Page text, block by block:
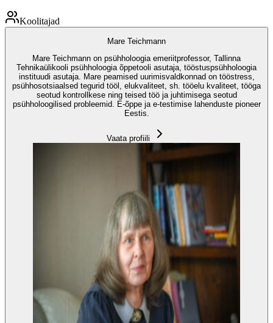
Koolitajad
Mare Teichmann
Mare Teichmann on psühholoogia emeriitprofessor, Tallinna
Tehnikaülikooli psühholoogia õppetooli asutaja, tööstuspsühholoogia
instituudi asutaja. Mare peamised uurimisvaldkonnad on tööstress,
psühhosotsiaalsed tegurid tööl, elukvaliteet, sh. tööelu kvaliteet, tööga
seotud kontrollkese ning teised töö ja juhtimisega seotud
psühholoogilised probleemid. E-õppe ja e-testimise lahenduste pioneer
Eestis.
Vaata profiili